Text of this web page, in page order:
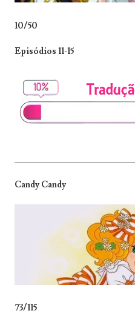
10/50
Episódios 11-15
Candy Candy
73/115